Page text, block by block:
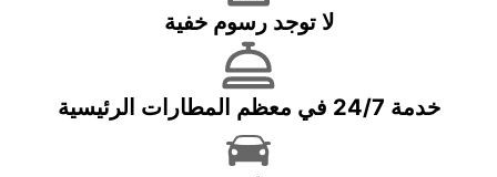
لا توجد رسوم خفية
خدمة 24/7 في معظم المطارات الرئيسية